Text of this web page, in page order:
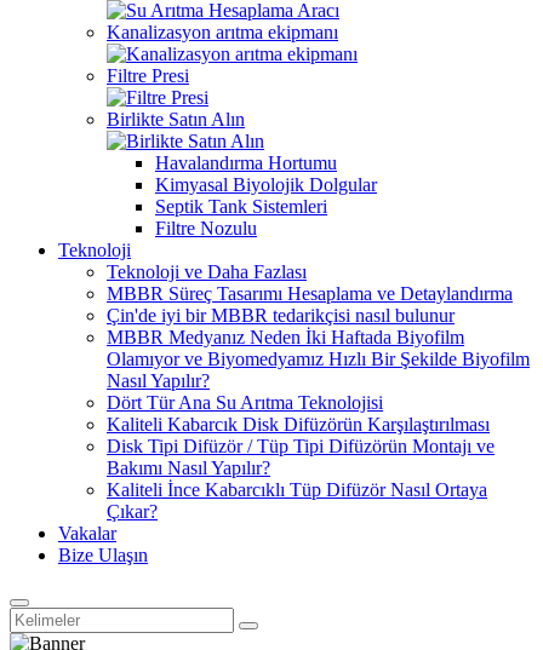
Kanalizasyon arıtma ekipmanı
Filtre Presi
Birlikte Satın Alın
Havalandırma Hortumu
Kimyasal Biyolojik Dolgular
Septik Tank Sistemleri
Filtre Nozulu
Teknoloji
Teknoloji ve Daha Fazlası
MBBR Süreç Tasarımı Hesaplama ve Detaylandırma
Çin'de iyi bir MBBR tedarikçisi nasıl bulunur
MBBR Medyanız Neden İki Haftada Biyofilm
Olamıyor ve Biyomedyamız Hızlı Bir Şekilde Biyofilm
Nasıl Yapılır?
Dört Tür Ana Su Arıtma Teknolojisi
Kaliteli Kabarcık Disk Difüzörün Karşılaştırılması
Disk Tipi Difüzör / Tüp Tipi Difüzörün Montajı ve
Bakımı Nasıl Yapılır?
Kaliteli İnce Kabarcıklı Tüp Difüzör Nasıl Ortaya
Çıkar?
Vakalar
Bize Ulaşın